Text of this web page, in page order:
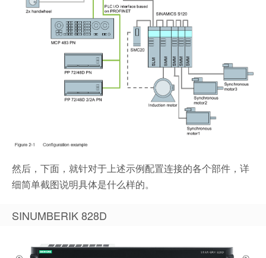
然后，下面，就针对于上述示例配置连接的各个部件，详
细简单截图说明具体是什么样的。
SINUMBERIK 828D